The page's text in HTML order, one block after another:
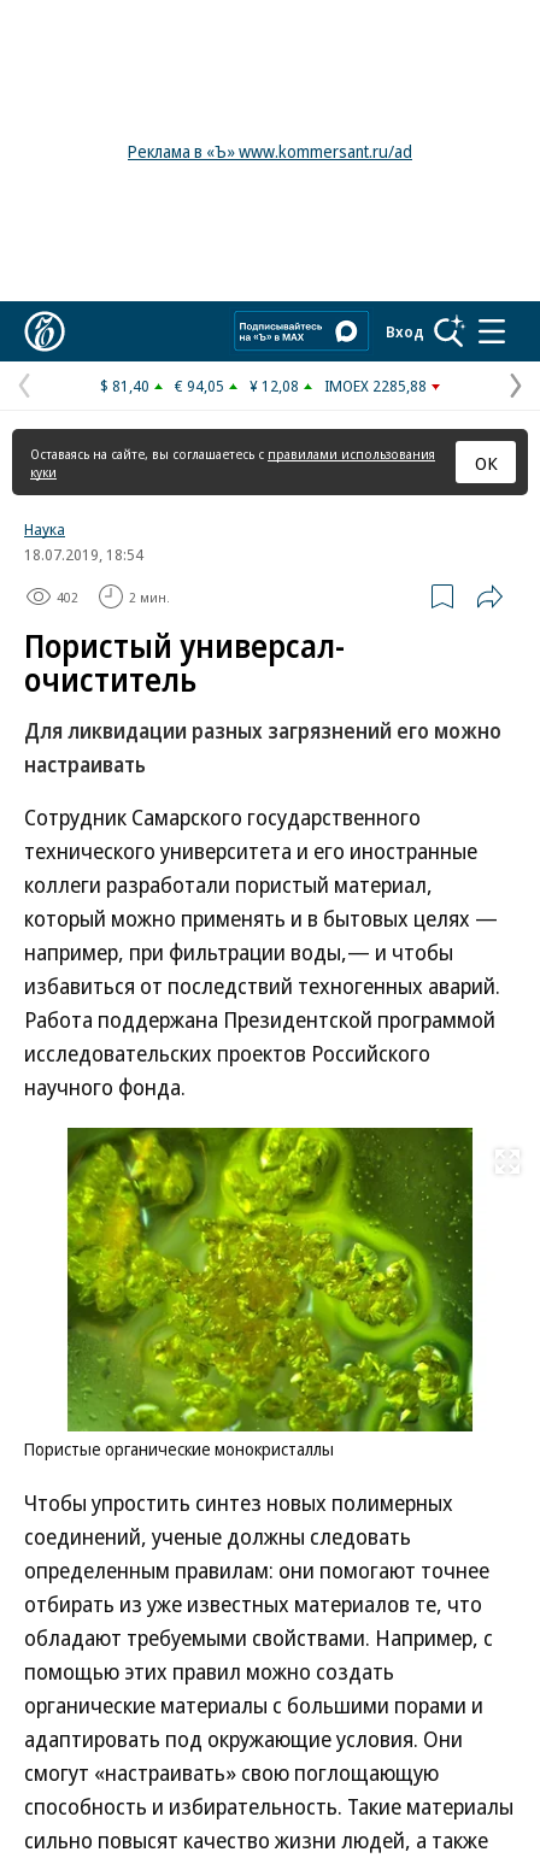
Реклама в «Ъ» www.kommersant.ru/ad
Вход
Предыдущая
страница
$ 81,40 € 94,05 ¥ 12,08 IMOEX 2285,88
Оставаясь на сайте, вы соглашаетесь с правилами использования
куки
ОК
Наука
18.07.2019, 18:54
402 2 мин.
Пористый универсал-
очиститель
Для ликвидации разных загрязнений его можно
настраивать
Сотрудник Самарского государственного
технического университета и его иностранные
коллеги разработали пористый материал,
который можно применять и в бытовых целях —
например, при фильтрации воды,— и чтобы
избавиться от последствий техногенных аварий.
Работа поддержана Президентской программой
исследовательских проектов Российского
научного фонда.
Пористые органические монокристаллы
Чтобы упростить синтез новых полимерных
соединений, ученые должны следовать
определенным правилам: они помогают точнее
отбирать из уже известных материалов те, что
обладают требуемыми свойствами. Например, с
помощью этих правил можно создать
органические материалы с большими порами и
адаптировать под окружающие условия. Они
смогут «настраивать» свою поглощающую
способность и избирательность. Такие материалы
сильно повысят качество жизни людей, а также